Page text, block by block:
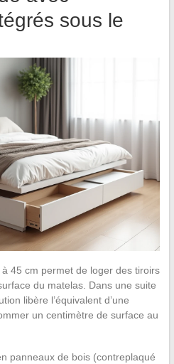
sous le
45 cm permet de loger des tiroirs
du matelas. Dans une suite
libère l’équivalent d’une
un centimètre de surface au
panneaux de bois (contreplaqué